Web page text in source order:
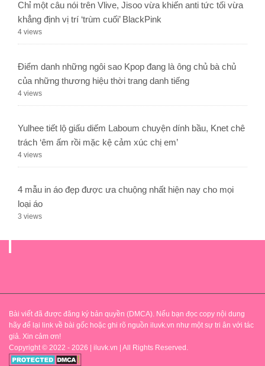
Chỉ một câu nói trên Vlive, Jisoo vừa khiến anti tức tối vừa
khẳng định vị trí ‘trùm cuối’ BlackPink
4 views
Điểm danh những ngôi sao Kpop đang là ông chủ bà chủ
của những thương hiệu thời trang danh tiếng
4 views
Yulhee tiết lộ giấu diếm Laboum chuyện dính bầu, Knet chê
trách ‘êm ấm rồi mặc kệ cảm xúc chị em’
4 views
4 mẫu in áo đẹp được ưa chuộng nhất hiện nay cho mọi
loại áo
3 views
Bài viết đã được đăng ký bản quyền (DMCA). Nếu bạn đọc copy nội dung
hãy để lại link về bài gốc hoặc ghi rõ nguồn iluvk.vn như một sự tri ân với tác
giả. Xin cảm ơn!
Copyright © 2022 - 2026 | iluvk.vn | All Rights Reserved.